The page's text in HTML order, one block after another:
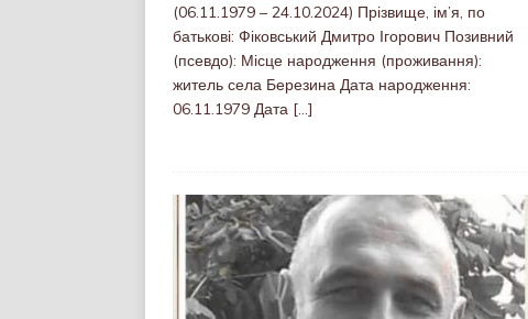
(06.11.1979 – 24.10.2024) Прізвище, ім’я, по
батькові: Фіковський Дмитро Ігорович Позивний
(псевдо): Місце народження (проживання):
житель села Березина Дата народження:
06.11.1979 Дата […]